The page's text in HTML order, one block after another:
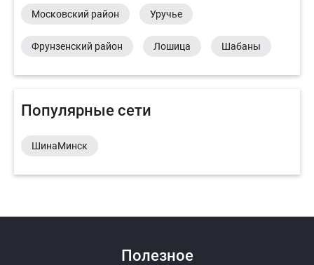
Московский район Уручье
Фрунзенский район Лошица Шабаны
Популярные сети
ШинаМинск
Полезное